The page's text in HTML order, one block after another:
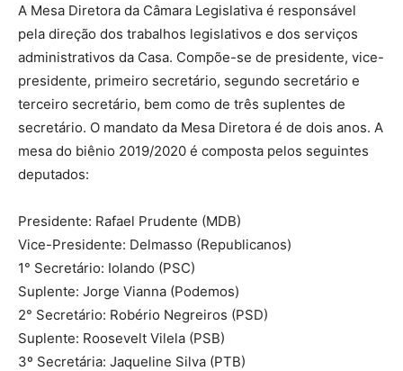
A Mesa Diretora da Câmara Legislativa é responsável
pela direção dos trabalhos legislativos e dos serviços
administrativos da Casa. Compõe-se de presidente, vice-
presidente, primeiro secretário, segundo secretário e
terceiro secretário, bem como de três suplentes de
secretário. O mandato da Mesa Diretora é de dois anos. A
mesa do biênio 2019/2020 é composta pelos seguintes
deputados:
Presidente: Rafael Prudente (MDB)
Vice-Presidente: Delmasso (Republicanos)
1° Secretário: Iolando (PSC)
Suplente: Jorge Vianna (Podemos)
2° Secretário: Robério Negreiros (PSD)
Suplente: Roosevelt Vilela (PSB)
3º Secretária: Jaqueline Silva (PTB)